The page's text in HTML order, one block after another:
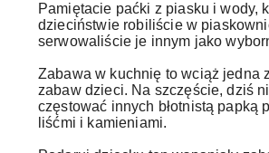
Pamiętacie paćki z piasku i wody,
dzieciństwie robiliście w
serwowaliście je innym jako
Zabawa w kuchnię to wciąż jedna
zabaw dzieci. Na szczęście, dziś
częstować innych błotnistą papką
liśćmi i kamieniami.